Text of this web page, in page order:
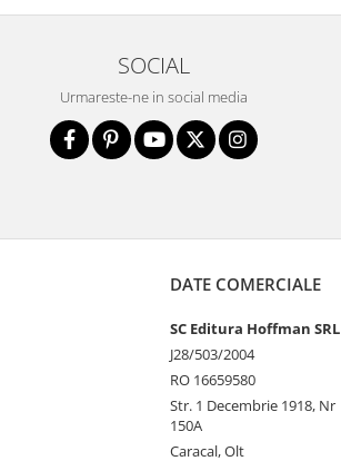
SOCIAL
Urmareste-ne in social media
DATE COMERCIALE
SC Editura Hoffman SRL
J28/503/2004
RO 16659580
Str. 1 Decembrie 1918, Nr
150A
Caracal, Olt